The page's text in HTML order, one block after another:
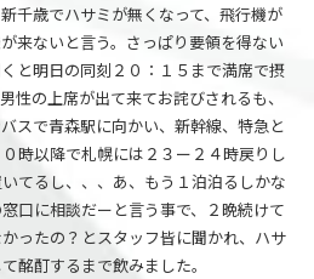
千歳でハサミが無くなって、飛行機が
来ないと言う。さっぱり要領を得ない
と明日の同刻２０：１５まで満席で摂
性の上席が出て来てお詫びされるも、
スで青森駅に向かい、新幹線、特急と
時以降で札幌には２３ー２４時戻りし
てるし、、、あ、もう１泊泊るしかな
口に相談だーと言う事で、２晩続けて
ったの？とスタッフ皆に聞かれ、ハサ
酩酊するまで飲みました。